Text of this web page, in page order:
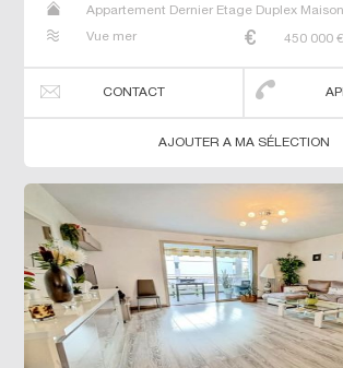
Appartement Dernier Etage Duplex
Vue mer
450 000 €
CONTACT
AJOUTER A MA SÉLECTION